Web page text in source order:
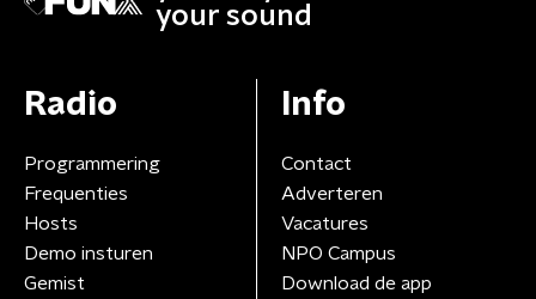
your sound
Radio
Programmering
Frequenties
Hosts
Demo insturen
Gemist
Info
Contact
Adverteren
Vacatures
NPO Campus
Download de app